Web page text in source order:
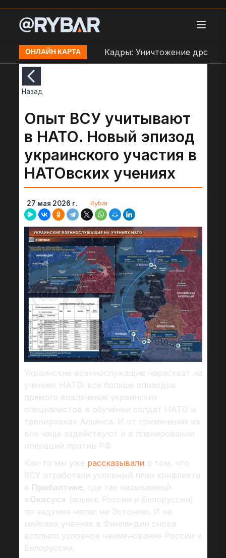
ОНЛАЙН КАРТА
ВСУ в Орехове Кадры: Уничтожение дроном
Назад
Опыт ВСУ учитывают
в НАТО. Новый эпизод
украинского участия в
НАТОвских учениях
27 мая 2026 г. Rybar
Украинские военнослужащие нарасхват на
учениях НАТО: все больше эпизодов
прямого вовлечения украинских
специалистов в обучении солдат НАТО и
тренировках Альянса. И от применения их
все чаще задействуют и в планировании
операций против РФ.
Как-то мы уже рассказывали о том, что
ВСУ отработали условный план конфликта
в Прибалтике, где так называемый
«Окасус» (альянс России и Белоруссии)
по задумке напал на Эстонию. И на
майских учениях в Финляндии снова
всплыло условное наименование России и
Белоруссии.